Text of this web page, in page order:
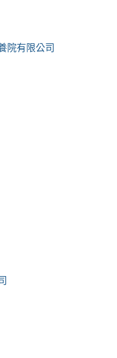
院有限公司